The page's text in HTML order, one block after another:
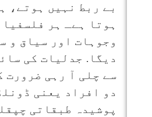
بے ربط نہیں ہوتے،
ہوتا ہےـ ہر
وجوہات اور سیاق و
دیگا. جدلیات کی
سے چلی آ رہی ضرورت
دو افراد یعنی
پوشیدہ طبقاتی